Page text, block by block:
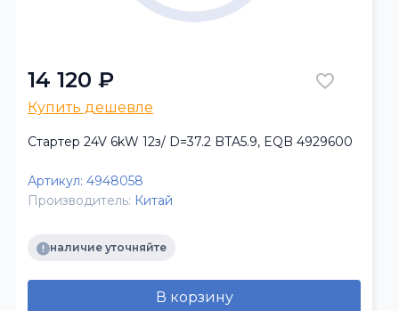
14 120 ₽
Купить дешевле
Стартер 24V 6kW 12з/ D=37.2 BTA5.9, EQB 4929600
Артикул: 4948058
Производитель: Китай
наличие уточняйте
В корзину